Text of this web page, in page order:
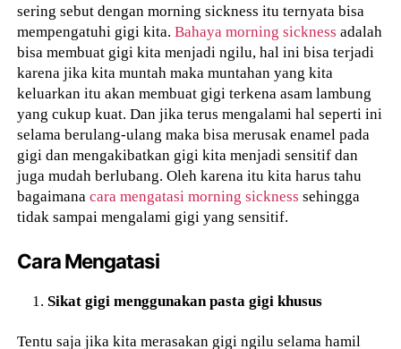
sering sebut dengan morning sickness itu ternyata bisa
mempengatuhi gigi kita.Bahaya morning sickness adalah
bisa membuat gigi kita menjadi ngilu, hal ini bisa terjadi
karena jika kita muntah maka muntahan yang kita
keluarkan itu akan membuat gigi terkena asam lambung
yang cukup kuat. Dan jika terus mengalami hal seperti ini
selama berulang-ulang maka bisa merusak enamel pada
gigi dan mengakibatkan gigi kita menjadi sensitif dan
juga mudah berlubang. Oleh karena itu kita harus tahu
bagaimanacara mengatasi morning sickness sehingga
tidak sampai mengalami gigi yang sensitif.
Cara Mengatasi
Sikat gigi menggunakan pasta gigi khusus
Tentu saja jika kita merasakan gigi ngilu selama hamil